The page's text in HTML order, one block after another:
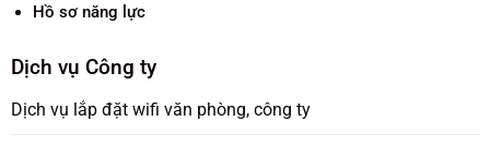
Hồ sơ năng lực
Dịch vụ Công ty
Dịch vụ lắp đặt wifi văn phòng, công ty